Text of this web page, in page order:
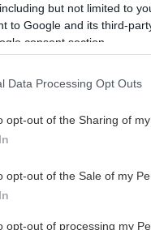
but not limited to
to Google and its third-
consent section.
Data Processing Opt Outs
opt-out of the Sharing of
opt-out of the Sale of my
opt-out of processing my